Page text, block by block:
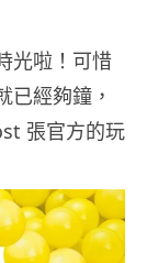
光啦！可惜
已經夠鐘，
張官方的玩